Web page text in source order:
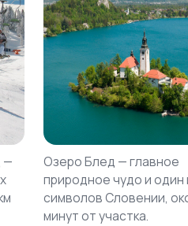
—
Озеро Блед — главное
природное чудо и один
символов Словении,
минут от участка.